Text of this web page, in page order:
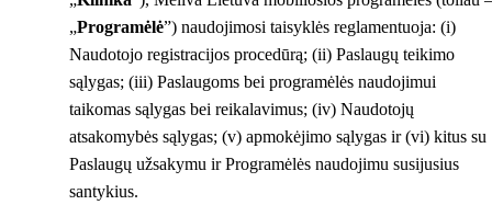
„Programėlė”) naudojimosi taisyklės reglamentuoja: (i)
Naudotojo registracijos procedūrą; (ii) Paslaugų teikimo
sąlygas; (iii) Paslaugoms bei programėlės naudojimui
taikomas sąlygas bei reikalavimus; (iv) Naudotojų
atsakomybės sąlygas; (v) apmokėjimo sąlygas ir (vi) kitus su
Paslaugų užsakymu ir Programėlės naudojimu susijusius
santykius.